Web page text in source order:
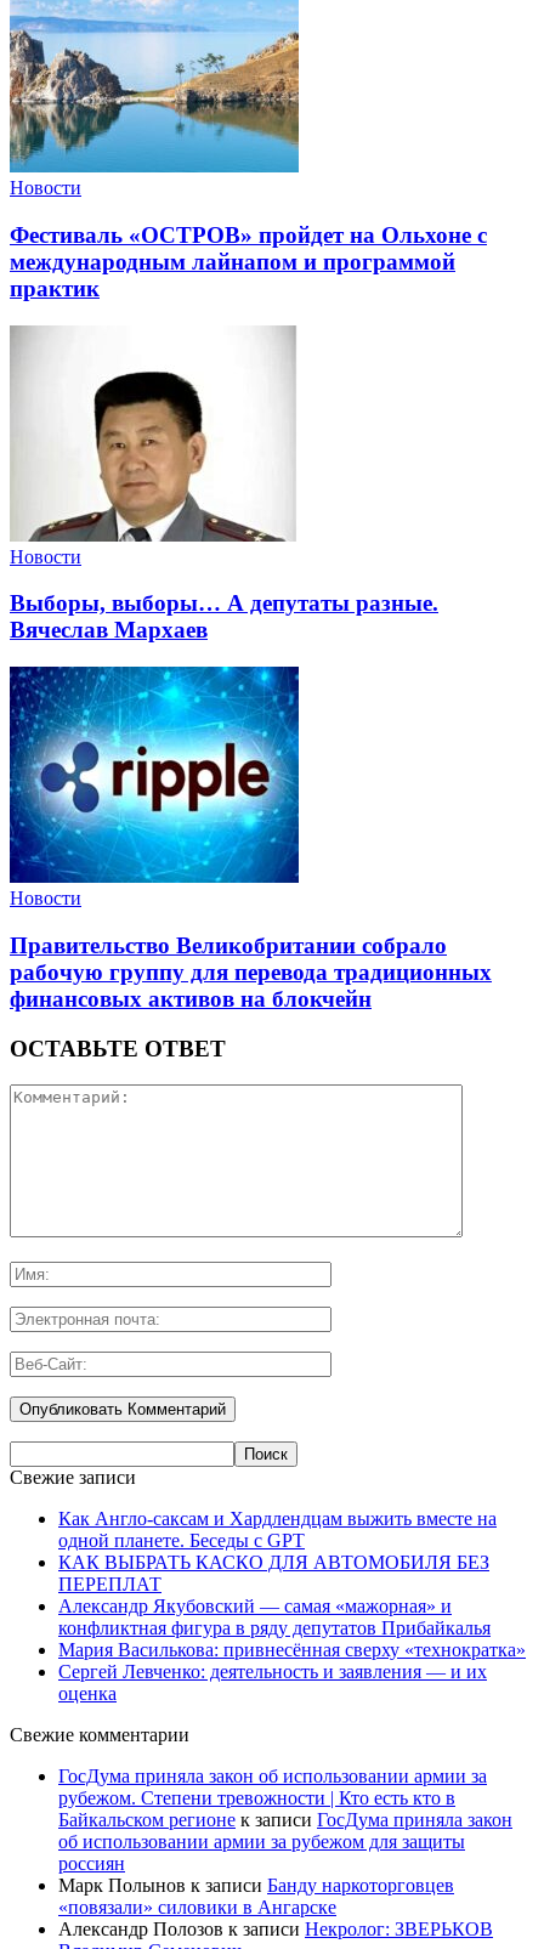
Новости
Фестиваль «ОСТРОВ» пройдет на Ольхоне с
международным лайнапом и программой
практик
Новости
Выборы, выборы… А депутаты разные.
Вячеслав Мархаев
Новости
Правительство Великобритании собрало
рабочую группу для перевода традиционных
финансовых активов на блокчейн
ОСТАВЬТЕ ОТВЕТ
Свежие записи
Как Англо-саксам и Хардлендцам выжить вместе на
одной планете. Беседы с GPT
КАК ВЫБРАТЬ КАСКО ДЛЯ АВТОМОБИЛЯ БЕЗ
ПЕРЕПЛАТ
Александр Якубовский — самая «мажорная» и
конфликтная фигура в ряду депутатов Прибайкалья
Мария Василькова: привнесённая сверху «технократка»
Сергей Левченко: деятельность и заявления — и их
оценка
Свежие комментарии
ГосДума приняла закон об использовании армии за
рубежом. Степени тревожности | Кто есть кто в
Байкальском регионе к записи ГосДума приняла закон
об использовании армии за рубежом для защиты
россиян
Марк Полынов к записи Банду наркоторговцев
«повязали» силовики в Ангарске
Александр Полозов к записи Некролог: ЗВЕРЬКОВ